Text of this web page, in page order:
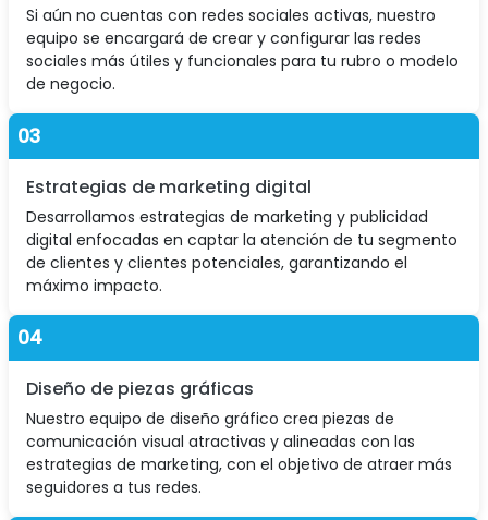
Si aún no cuentas con redes sociales activas, nuestro
equipo se encargará de crear y configurar las redes
sociales más útiles y funcionales para tu rubro o modelo
de negocio.
03
Estrategias de marketing digital
Desarrollamos estrategias de marketing y publicidad
digital enfocadas en captar la atención de tu segmento
de clientes y clientes potenciales, garantizando el
máximo impacto.
04
Diseño de piezas gráficas
Nuestro equipo de diseño gráfico crea piezas de
comunicación visual atractivas y alineadas con las
estrategias de marketing, con el objetivo de atraer más
seguidores a tus redes.